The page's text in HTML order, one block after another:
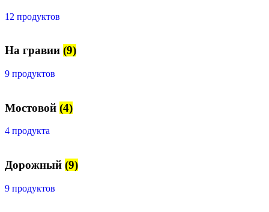
12 продуктов
На гравии (9)
9 продуктов
Мостовой (4)
4 продукта
Дорожный (9)
9 продуктов